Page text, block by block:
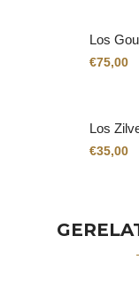
Los
€75,00
Los
€35,00